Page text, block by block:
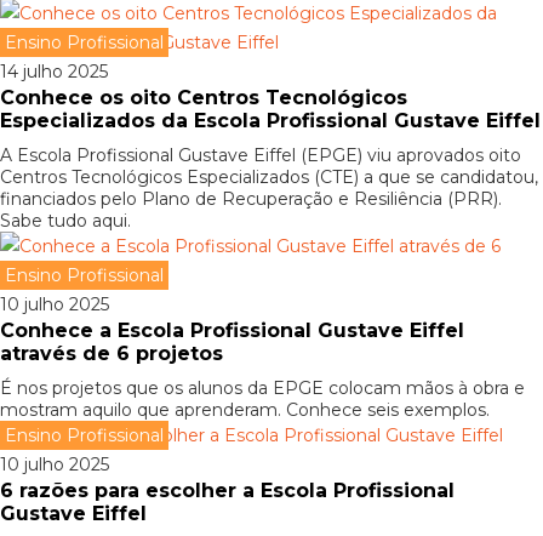
Ensino Profissional
14 julho 2025
Conhece os oito Centros Tecnológicos
Especializados da Escola Profissional Gustave Eiffel
A Escola Profissional Gustave Eiffel (EPGE) viu aprovados oito
Centros Tecnológicos Especializados (CTE) a que se candidatou,
financiados pelo Plano de Recuperação e Resiliência (PRR).
Sabe tudo aqui.
Ensino Profissional
10 julho 2025
Conhece a Escola Profissional Gustave Eiffel
através de 6 projetos
É nos projetos que os alunos da EPGE colocam mãos à obra e
mostram aquilo que aprenderam. Conhece seis exemplos.
Ensino Profissional
10 julho 2025
6 razões para escolher a Escola Profissional
Gustave Eiffel